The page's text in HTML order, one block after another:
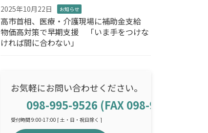
2025年10月22日 お知らせ
高市首相、医療・介護現場に補助金支給
物価高対策で早期支援 「いま手をつけな
ければ間に合わない」
お気軽にお問い合わせください。
098-995-9526 (FAX 098-995-9009)
受付時間 9:00-17:00 [ 土・日・祝日除く ]